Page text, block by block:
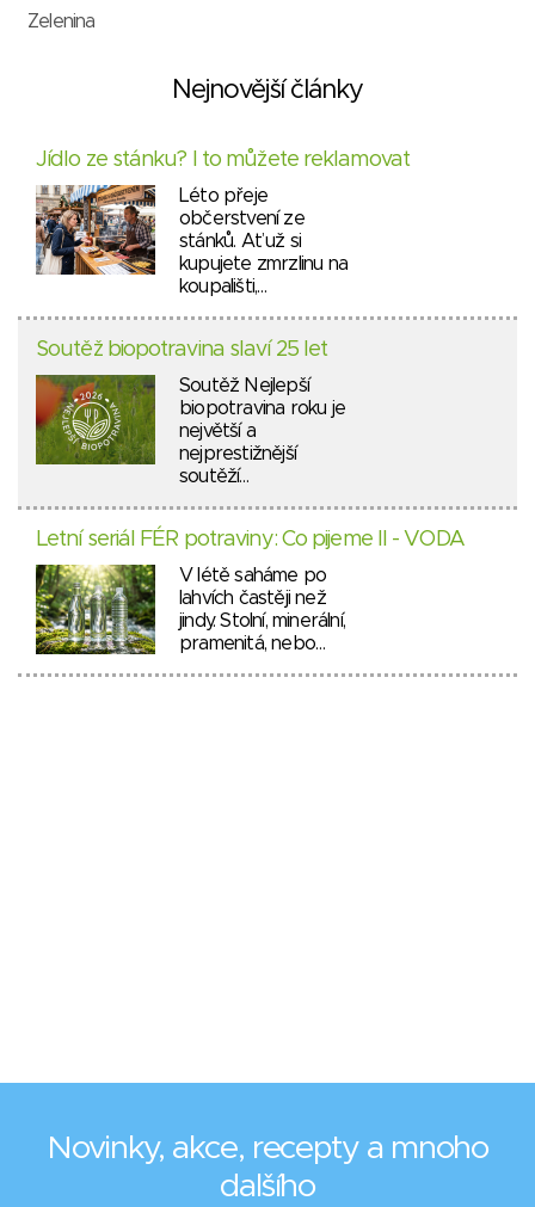
Zelenina
Nejnovější články
Jídlo ze stánku? I to můžete reklamovat
Léto přeje
občerstvení ze
stánků. Ať už si
kupujete zmrzlinu na
koupališti,…
Soutěž biopotravina slaví 25 let
Soutěž Nejlepší
biopotravina roku je
největší a
nejprestižnější
soutěží…
Letní seriál FÉR potraviny: Co pijeme II - VODA
V létě saháme po
lahvích častěji než
jindy. Stolní, minerální,
pramenitá, nebo…
Novinky, akce, recepty a mnoho
dalšího